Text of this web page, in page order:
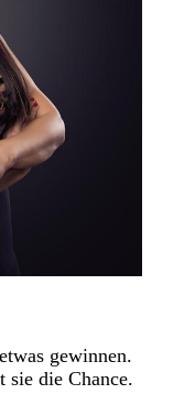
gewinnen.
sie die Chance.